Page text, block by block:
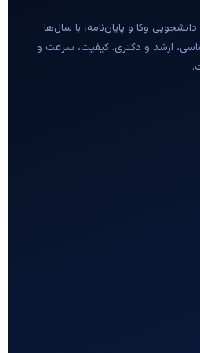
وکا و پایان‌نامه، با سال‌ها
ارشد و دکتری. کیفیت، سرعت و